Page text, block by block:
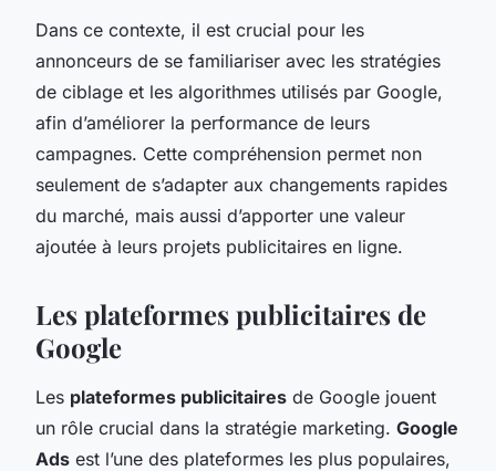
Dans ce contexte, il est crucial pour les
annonceurs de se familiariser avec les stratégies
de ciblage et les algorithmes utilisés par Google,
afin d’améliorer la performance de leurs
campagnes. Cette compréhension permet non
seulement de s’adapter aux changements rapides
du marché, mais aussi d’apporter une valeur
ajoutée à leurs projets publicitaires en ligne.
Les plateformes publicitaires de
Google
Les plateformes publicitaires de Google jouent
un rôle crucial dans la stratégie marketing. Google
Ads est l’une des plateformes les plus populaires,